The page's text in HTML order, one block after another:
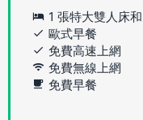
1 張特大雙人床
歐式早餐
免費高速上網
免費無線上網
免費早餐